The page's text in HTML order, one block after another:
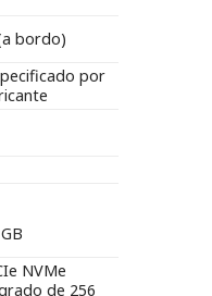
bordo)
por
NVMe
de 256